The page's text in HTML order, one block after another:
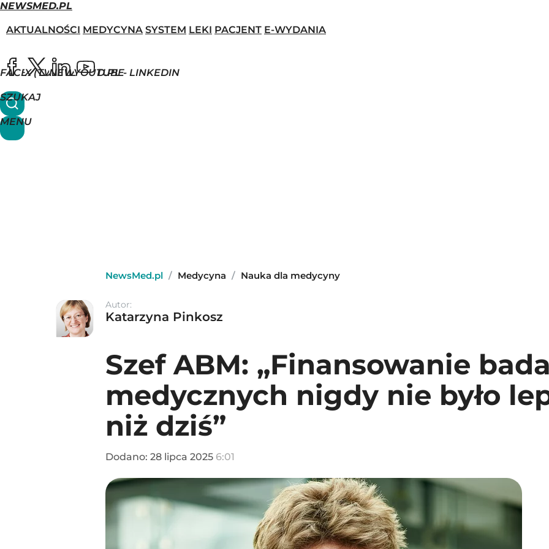
NEWSMED.PL
AKTUALNOŚCI MEDYCYNA SYSTEM LEKI PACJENT E-WYDANIA
FACEBOOK
X (TWITTER)
NEWSMED.PL - LINKEDIN
YOUTUBE
SZUKAJ
MENU
NewsMed.pl / Medycyna / Nauka dla medycyny
Autor:
Katarzyna Pinkosz
Szef ABM: „Finansowanie
medycznych nigdy nie było
niż dziś”
Dodano: 28 lipca 2025 6:01